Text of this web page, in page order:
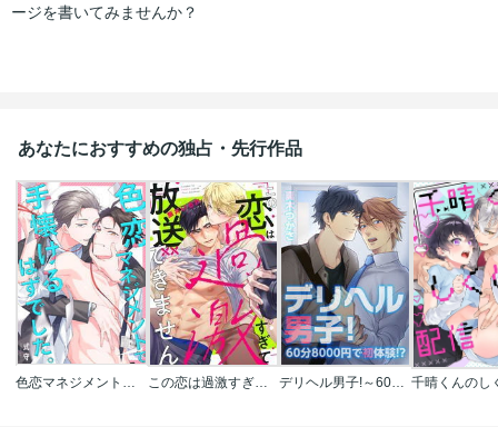
ージを書いてみませんか？
あなたにおすすめの独占・先行作品
色恋マネジメントで手懐けるはずでした。 この恋は過激すぎて放送できません デリヘル男子!～60分8000円で初体験!?